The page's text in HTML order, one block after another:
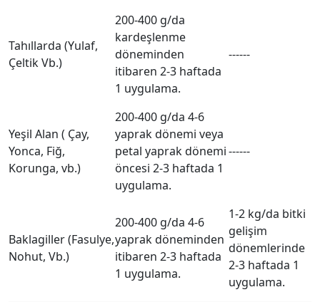
Tahıllarda (Yulaf,
Çeltik Vb.)
200-400 g/da
kardeşlenme
döneminden
itibaren 2-3 haftada
1 uygulama.
------
Yeşil Alan ( Çay,
Yonca, Fiğ,
Korunga, vb.)
200-400 g/da 4-6
yaprak dönemi veya
petal yaprak dönemi
öncesi 2-3 haftada 1
uygulama.
------
Baklagiller (Fasulye,
Nohut, Vb.)
200-400 g/da 4-6
yaprak döneminden
itibaren 2-3 haftada
1 uygulama.
1-2 kg/da bitki
gelişim
dönemlerinde
2-3 haftada 1
uygulama.